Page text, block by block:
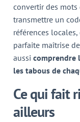
convertir des mots
transmettre un
références locales,
parfaite maîtrise
aussi comprendre
les tabous de
Ce qui fait
ailleurs